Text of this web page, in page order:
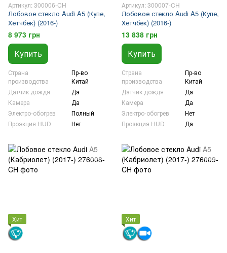
Артикул: 300006-CH
Лобовое стекло Audi A5 (Купе,
Хетчбек) (2016-)
8 973 грн
Купить
Страна
производства
Пр-во
Китай
Датчик дождя
Да
Камера
Да
Электро-обогрев
Полный
Проэкция HUD
Нет
Артикул: 300007-CH
Лобовое стекло Audi A5 (Купе,
Хетчбек) (2016-)
13 838 грн
Купить
Страна
производства
Пр-во
Китай
Датчик дождя
Да
Камера
Да
Электро-обогрев
Нет
Проэкция HUD
Да
Хит Хит